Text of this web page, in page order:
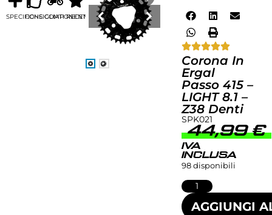
SPECIFICHECONSIGLIATICOMPONENTIRECENSIONI
Corona In
Ergal
Passo 415 –
LIGHT 8.1 –
Z38 Denti
SPK021
44,99€
IVA
INCLUSA
98 disponibili
AGGIUNGI